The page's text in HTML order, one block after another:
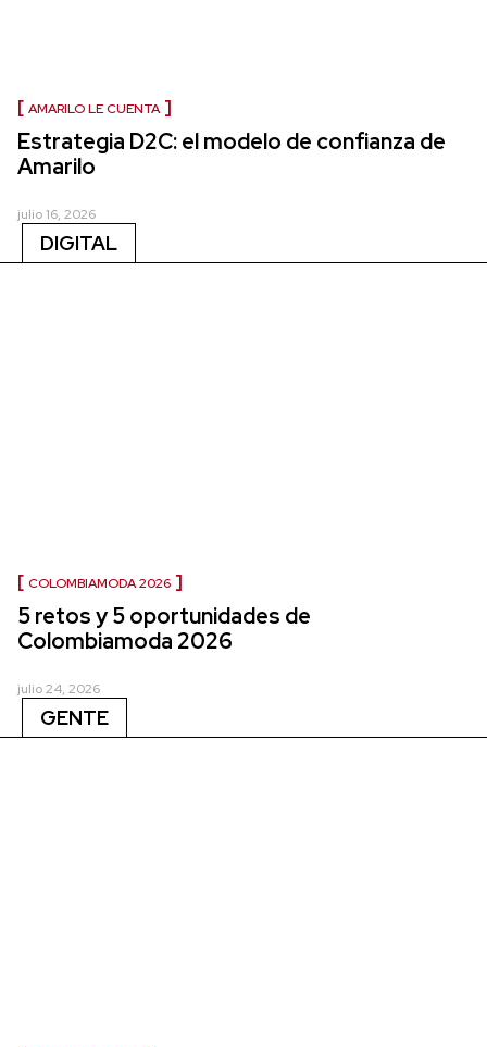
AMARILO LE CUENTA
Estrategia D2C: el modelo de confianza de
Amarilo
julio 16, 2026
DIGITAL
COLOMBIAMODA 2026
5 retos y 5 oportunidades de
Colombiamoda 2026
julio 24, 2026
GENTE